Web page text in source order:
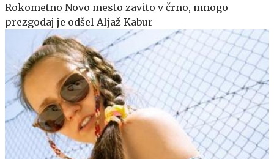
Rokometno Novo mesto zavito v črno, mnogo
prezgodaj je odšel Aljaž Kabur